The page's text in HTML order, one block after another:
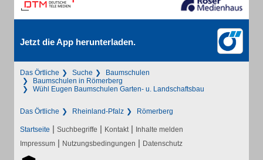
Jetzt die App herunterladen.
Das Örtliche Suche
Baumschulen
Baumschulen in Römerberg
Wühl Eugen Baumschulen Garten- u. Landschaftsbau
Das Örtliche Rheinland-Pfalz Römerberg
Startseite | Suchbegriffe | Kontakt | Inhalte melden
Impressum | Nutzungsbedingungen | Datenschutz